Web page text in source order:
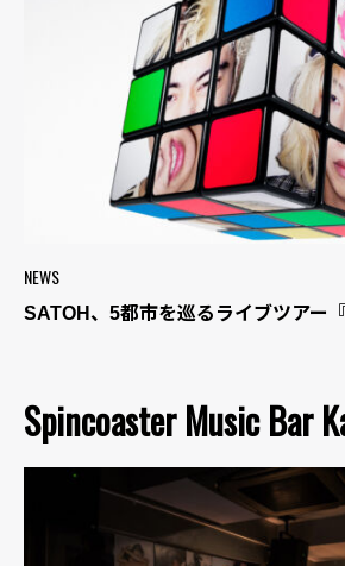
NEWS
SATOH、5都市を巡るライブツアー
Spincoaster Music Bar